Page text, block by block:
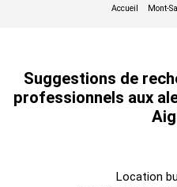
Suggestions de
professionnels aux
Location